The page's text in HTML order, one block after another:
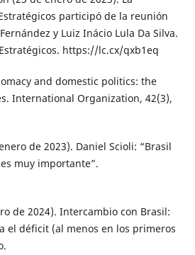
participó de la reunión
y Luiz Inácio Lula Da Silva.
https://lc.cx/qxb1eq
and domestic politics: the
International Organization, 42(3),
de 2023). Daniel Scioli: “Brasil
es muy importante”.
de 2024). Intercambio con Brasil:
el déficit (al menos en los primeros